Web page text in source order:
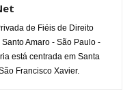
de Fiéis de Direito
Amaro - São Paulo -
está centrada em Santa
Francisco Xavier.